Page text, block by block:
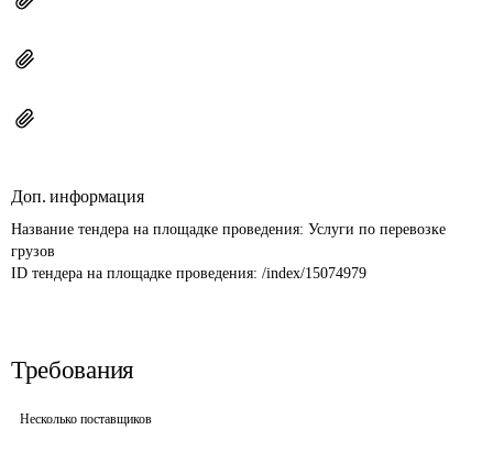
Доп. информация
Название тендера на площадке проведения: Услуги по перевозке
грузов
ID тендера на площадке проведения: /index/15074979
Требования
Несколько поставщиков